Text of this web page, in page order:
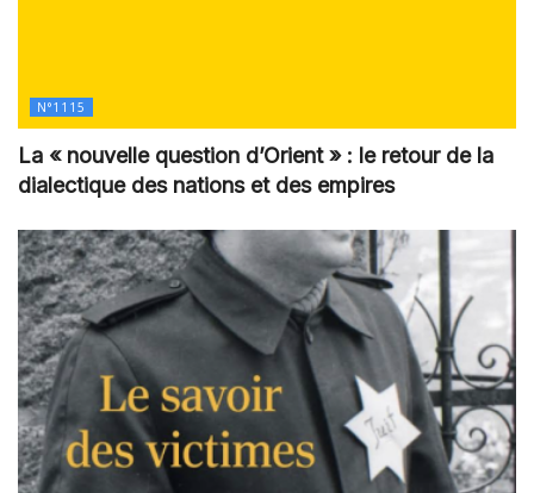
N°1115
La « nouvelle question d’Orient » : le retour de la
dialectique des nations et des empires